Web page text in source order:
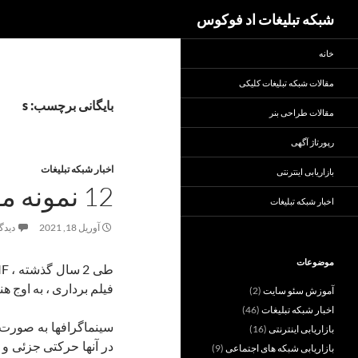
شبکه تبلیغات اد فوکوس
بایگانی برچسب: s
اخبار شبکه تبلیغات
12 نمونه موفق از فیلمبرداری
آوریل 18, 2021
فیلم برداری ، به
سینماگرافها به
در آنها حرکتی جزئی
خانه
مقالات شبکه تبلیغات کلیکی
مقالات طراحی بنر
رپورتاژ آگهی
بازاریابی اینترنتی
اخبار شبکه تبلیغات
موضوعات
آموزش سئو سایت (2)
اخبار شبکه تبلیغات (46)
بازاریابی اینترنتی (16)
بازاریابی شبکه های اجتماعی (9)